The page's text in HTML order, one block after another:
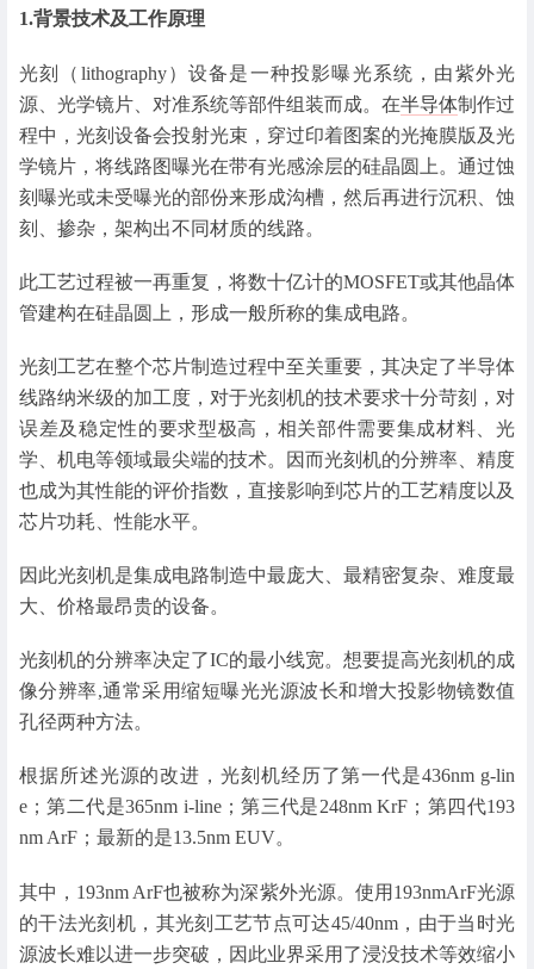
1.背景技术及工作原理
光刻（lithography）设备是一种投影曝光系统，由紫外光
源、光学镜片、对准系统等部件组装而成。在半导体制作过
程中，光刻设备会投射光束，穿过印着图案的光掩膜版及光
学镜片，将线路图曝光在带有光感涂层的硅晶圆上。通过蚀
刻曝光或未受曝光的部份来形成沟槽，然后再进行沉积、蚀
刻、掺杂，架构出不同材质的线路。
此工艺过程被一再重复，将数十亿计的MOSFET或其他晶体
管建构在硅晶圆上，形成一般所称的集成电路。
光刻工艺在整个芯片制造过程中至关重要，其决定了半导体
线路纳米级的加工度，对于光刻机的技术要求十分苛刻，对
误差及稳定性的要求型极高，相关部件需要集成材料、光
学、机电等领域最尖端的技术。因而光刻机的分辨率、精度
也成为其性能的评价指数，直接影响到芯片的工艺精度以及
芯片功耗、性能水平。
因此光刻机是集成电路制造中最庞大、最精密复杂、难度最
大、价格最昂贵的设备。
光刻机的分辨率决定了IC的最小线宽。想要提高光刻机的成
像分辨率,通常采用缩短曝光光源波长和增大投影物镜数值
孔径两种方法。
根据所述光源的改进，光刻机经历了第一代是436nm g-lin
e；第二代是365nm i-line；第三代是248nm KrF；第四代193
nm ArF；最新的是13.5nm EUV。
其中，193nm ArF也被称为深紫外光源。使用193nmArF光源
的干法光刻机，其光刻工艺节点可达45/40nm，由于当时光
源波长难以进一步突破，因此业界采用了浸没技术等效缩小